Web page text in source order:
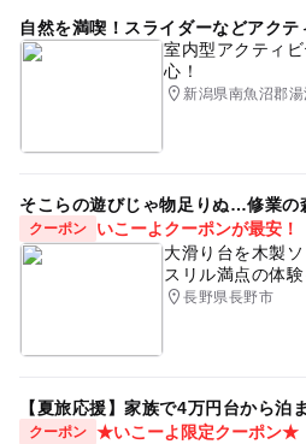
自然を満喫！スライダーなどアク
室内型アクティ
心！
新潟県南魚沼郡
そこらの遊びじゃ物足りぬ…修業の
クーポン
いこーよクーポンが最安！
大滑り台を木製
スリル満点の体
長野県長野市
【夏旅応援】家族で4万円台から泊
クーポン ★いこーよ限定クーポン★